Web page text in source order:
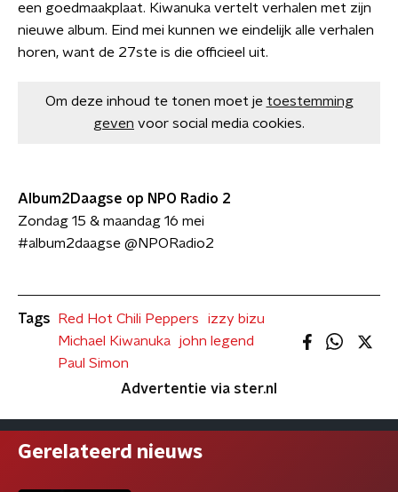
een goedmaakplaat. Kiwanuka vertelt verhalen met zijn
nieuwe album. Eind mei kunnen we eindelijk alle verhalen
horen, want de 27ste is die officieel uit.
Om deze inhoud te tonen moet je toestemming
geven voor social media cookies.
Album2Daagse op NPO Radio 2
Zondag 15 & maandag 16 mei
#album2daagse @NPORadio2
Tags Red Hot Chili Peppers
izzy bizu
Michael Kiwanuka
john legend
Paul Simon
Advertentie via ster.nl
Gerelateerd nieuws